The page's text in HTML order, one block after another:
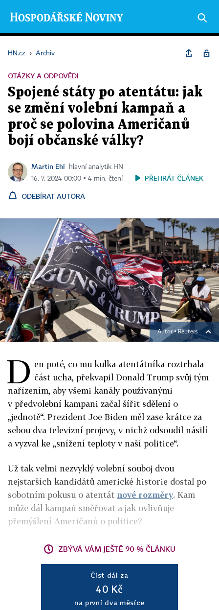
HN.cz › Archiv
OTÁZKY A ODPOVĚDI
Spojené státy po atentátu: jak
se změní volební kampaň a
proč se polovina Američanů
bojí občanské války?
Martin Ehl
hlavní analytik HN
16. 7. 2024 00:00 ▪ 4 min. čtení
PŘEHRÁT ČLÁNEK
ODEBÍRAT AUTORA
Autor ▪Reuters
D en poté, co mu kulka atentátníka roztrhala
část ucha, překvapil Donald Trump svůj tým
nařízením, aby všemi kanály používanými
v předvolební kampani začal šířit sdělení o
„jednotě“. Prezident Joe Biden měl zase krátce za
sebou dva televizní projevy, v nichž odsoudil násilí
a vyzval ke „snížení teploty v naší politice“.
Už tak velmi nezvyklý volební souboj dvou
nejstarších kandidátů americké historie dostal po
sobotním pokusu o atentát nové rozměry. Kam
může dál kampaň směřovat a jak ovlivňuje
přemýšlení Američanů o politice?
ZBÝVÁ VÁM JEŠTĚ 90 % ČLÁNKU
Číst dál za
40 Kč
na první dva měsíce